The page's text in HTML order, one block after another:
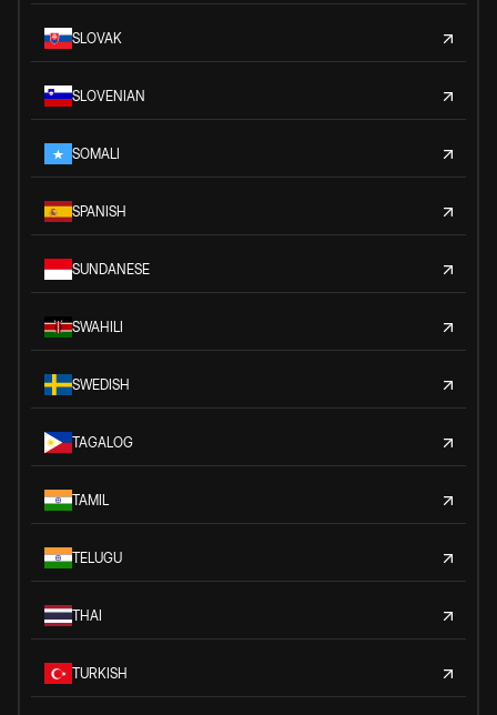
SLOVAK
SLOVENIAN
SOMALI
SPANISH
SUNDANESE
SWAHILI
SWEDISH
TAGALOG
TAMIL
TELUGU
THAI
TURKISH